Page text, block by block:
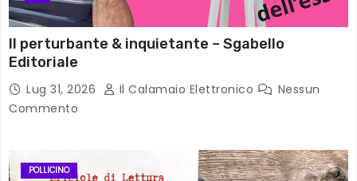
Il perturbante & inquietante – Sgabello
Editoriale
Lug 31, 2026 Il Calamaio Elettronico
Nessun
Commento
POLLICINO